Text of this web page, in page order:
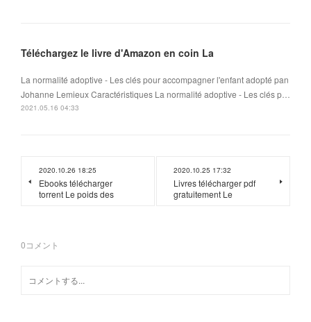
Téléchargez le livre d'Amazon en coin La
La normalité adoptive - Les clés pour accompagner l'enfant adopté pan
Johanne Lemieux Caractéristiques La normalité adoptive - Les clés p…
2021.05.16 04:33
2020.10.26 18:25
Ebooks télécharger
torrent Le poids des
2020.10.25 17:32
Livres télécharger pdf
gratuitement Le
0コメント